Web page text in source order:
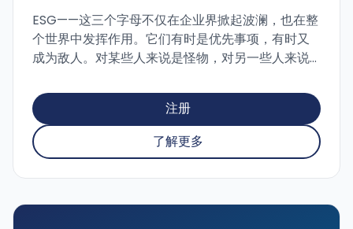
ESG——这三个字母不仅在企业界掀起波澜，也在整
个世界中发挥作用。它们有时是优先事项，有时又
成为敌人。对某些人来说是怪物，对另一些人来说
当今动荡的时代，它仍然是一个挑战和机遇，能够
改善组织的运作，从而提升其在市场和社会中的地
位。 目前关于 ESG 和非财务报告都在发生什么？如
何利用 ESG 更深入地了解组织并提升其绩效？如何
上“无痛”进行？
注册
了解更多